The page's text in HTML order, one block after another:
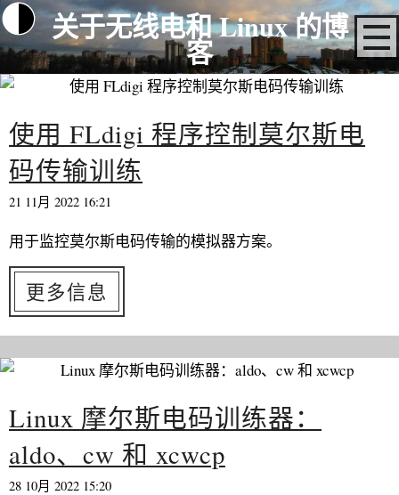
关于无线电和 Linux 的博
客
使用 FLdigi 程序控制莫尔斯电
码传输训练
21 11月 2022 16:21
用于监控莫尔斯电码传输的模拟器方案。
更多信息
Linux 摩尔斯电码训练器：
aldo、cw 和 xcwcp
28 10月 2022 15:20